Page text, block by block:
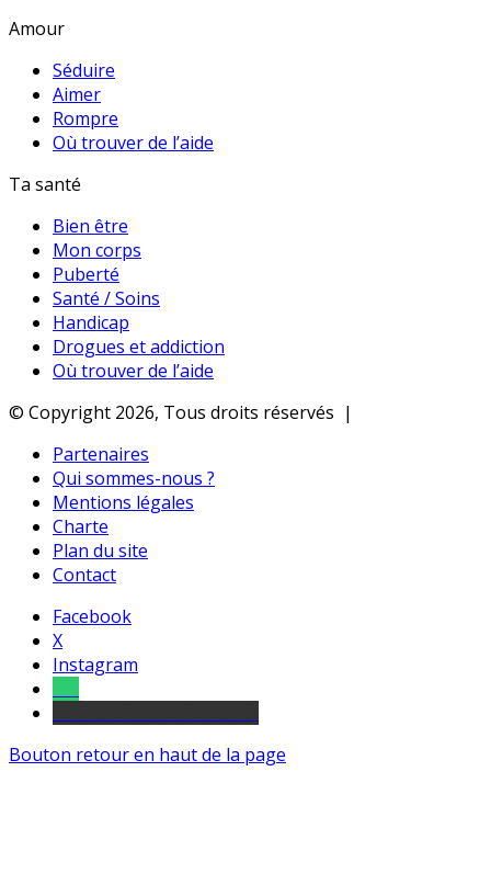
Amour
Séduire
Aimer
Rompre
Où trouver de l’aide
Ta santé
Bien être
Mon corps
Puberté
Santé / Soins
Handicap
Drogues et addiction
Où trouver de l’aide
© Copyright 2026, Tous droits réservés |
Partenaires
Qui sommes-nous ?
Mentions légales
Charte
Plan du site
Contact
Facebook
X
Instagram
Bouton retour en haut de la page